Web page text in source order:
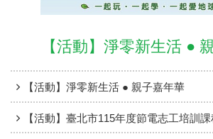
【活動】淨零新生活 ●
【活動】淨零新生活 ● 親子嘉年華
【活動】臺北市115年度節電志工培訓課